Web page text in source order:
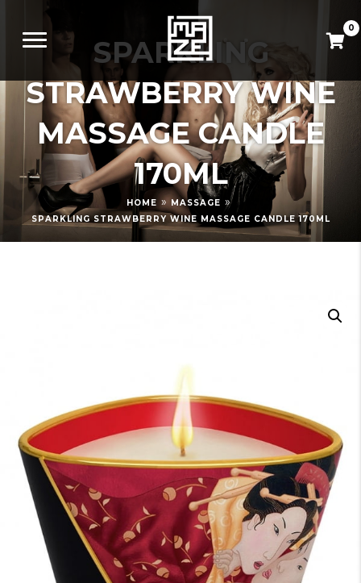
0
SPARKLING
STRAWBERRY WINE
MASSAGE CANDLE
170ML
HOME » MASSAGE »
SPARKLING STRAWBERRY WINE MASSAGE CANDLE 170ML